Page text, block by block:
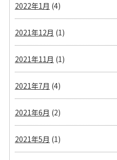
2022年1月 (4)
2021年12月 (1)
2021年11月 (1)
2021年7月 (4)
2021年6月 (2)
2021年5月 (1)